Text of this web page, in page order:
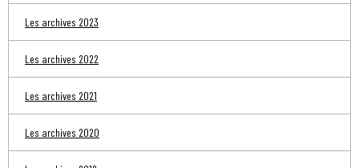
Les archives 2023
Les archives 2022
Les archives 2021
Les archives 2020